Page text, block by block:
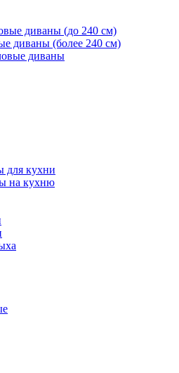
диваны (до 240 см)
диваны (более 240 см)
диваны
для кухни
на кухню